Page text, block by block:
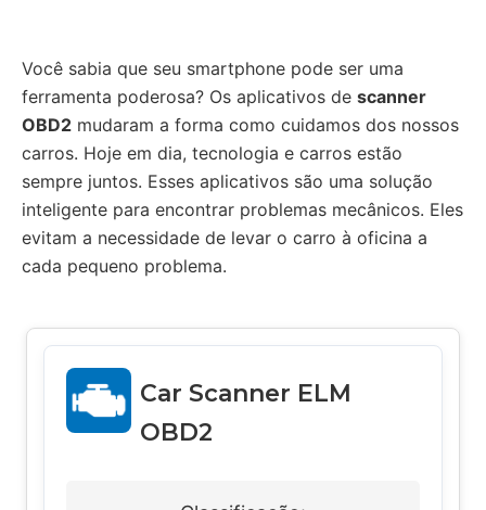
Você sabia que seu smartphone pode ser uma
ferramenta poderosa? Os aplicativos de scanner
OBD2 mudaram a forma como cuidamos dos nossos
carros. Hoje em dia, tecnologia e carros estão
sempre juntos. Esses aplicativos são uma solução
inteligente para encontrar problemas mecânicos. Eles
evitam a necessidade de levar o carro à oficina a
cada pequeno problema.
Car Scanner ELM
OBD2